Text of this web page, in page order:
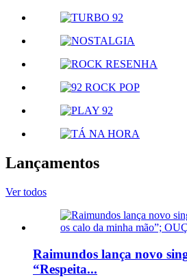
Lançamentos
Ver todos
Raimundos lança novo
“Respeita...